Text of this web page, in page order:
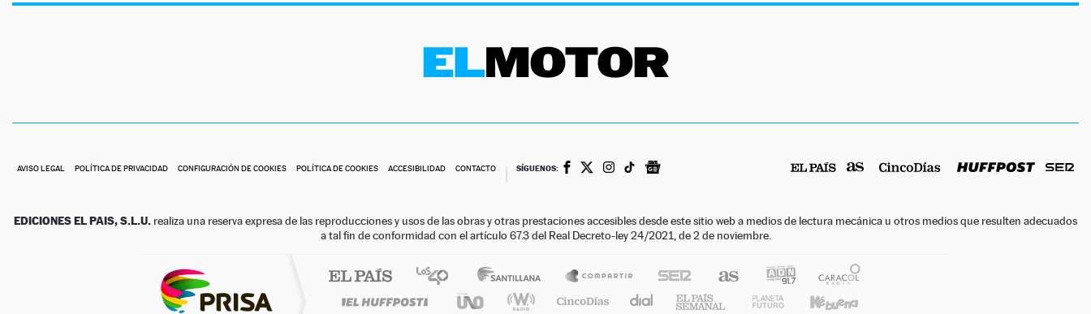
AVISO LEGAL POLÍTICA DE PRIVACIDAD CONFIGURACIÓN DE COOKIES POLÍTICA DE COOKIES ACCESIBILIDAD CONTACTO SÍGUENOS:
EDICIONES EL PAIS, S.L.U. realiza una reserva expresa de las reproducciones y usos de las obras y otras prestaciones accesibles desde este sitio web a medios de lectura mecánica u otros medios que resulten adecuados
a tal fin de conformidad con el artículo 67.3 del Real Decreto-ley 24/2021, de 2 de noviembre.